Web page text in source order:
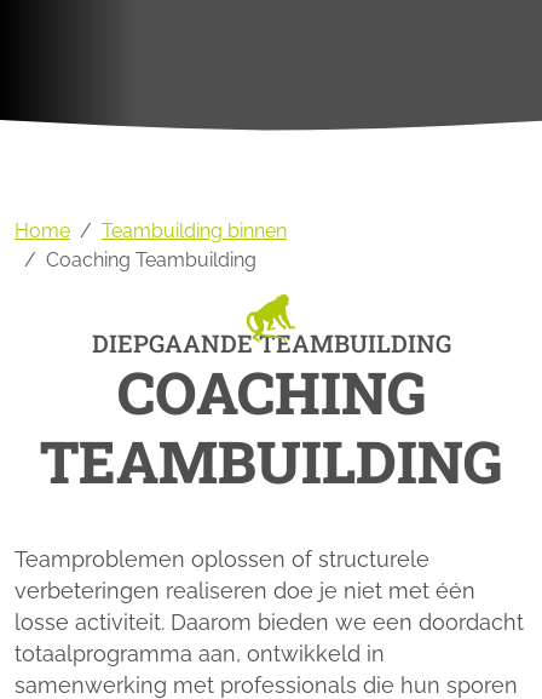
Home
Teambuilding binnen
Coaching Teambuilding
DIEPGAANDE TEAMBUILDING
COACHING
TEAMBUILDING
Teamproblemen oplossen of structurele
verbeteringen realiseren doe je niet met één
losse activiteit. Daarom bieden we een doordacht
totaalprogramma aan, ontwikkeld in
samenwerking met professionals die hun sporen